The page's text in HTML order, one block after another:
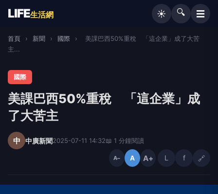
LIFE生活網 ☀️ 🔍 ☰
首頁 › 新聞 › 國際 ›
美課巴西50%重稅 「這企業」成了大苦
主...
國際
美課巴西50%重稅 「這企業」成
了大苦主
中 中廣新聞2025-07-11 14:32📖 1 分鐘閱讀
A− A A+ L f 🔗